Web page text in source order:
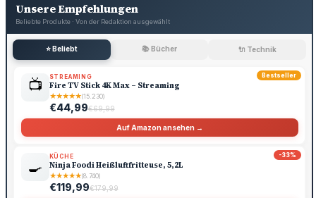
Unsere Empfehlungen
Beliebte Produkte · Von der Redaktion ausgewählt
⭐ Beliebt 📚 Bücher 🔌 Technik
Bestseller
📺 STREAMING
Fire TV Stick 4K Max – Streaming
★★★★★(15.230)
€44,99€69,99
Auf Amazon ansehen →
-33%
🍳
KÜCHE
Ninja Foodi Heißluftfritteuse, 5,2L
★★★★★(8.740)
€119,99€179,99